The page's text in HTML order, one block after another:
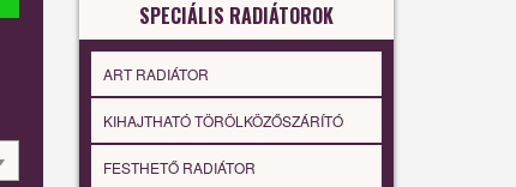
SPECIÁLIS RADIÁTOROK
ART RADIÁTOR
KIHAJTHATÓ TÖRÖLKÖZŐSZÁRÍTÓ
FESTHETŐ RADIÁTOR